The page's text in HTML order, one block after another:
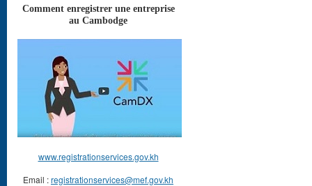
Comment enregistrer une entreprise
au Cambodge
www.registrationservices.gov.kh
Email :registrationservices@mef.gov.kh